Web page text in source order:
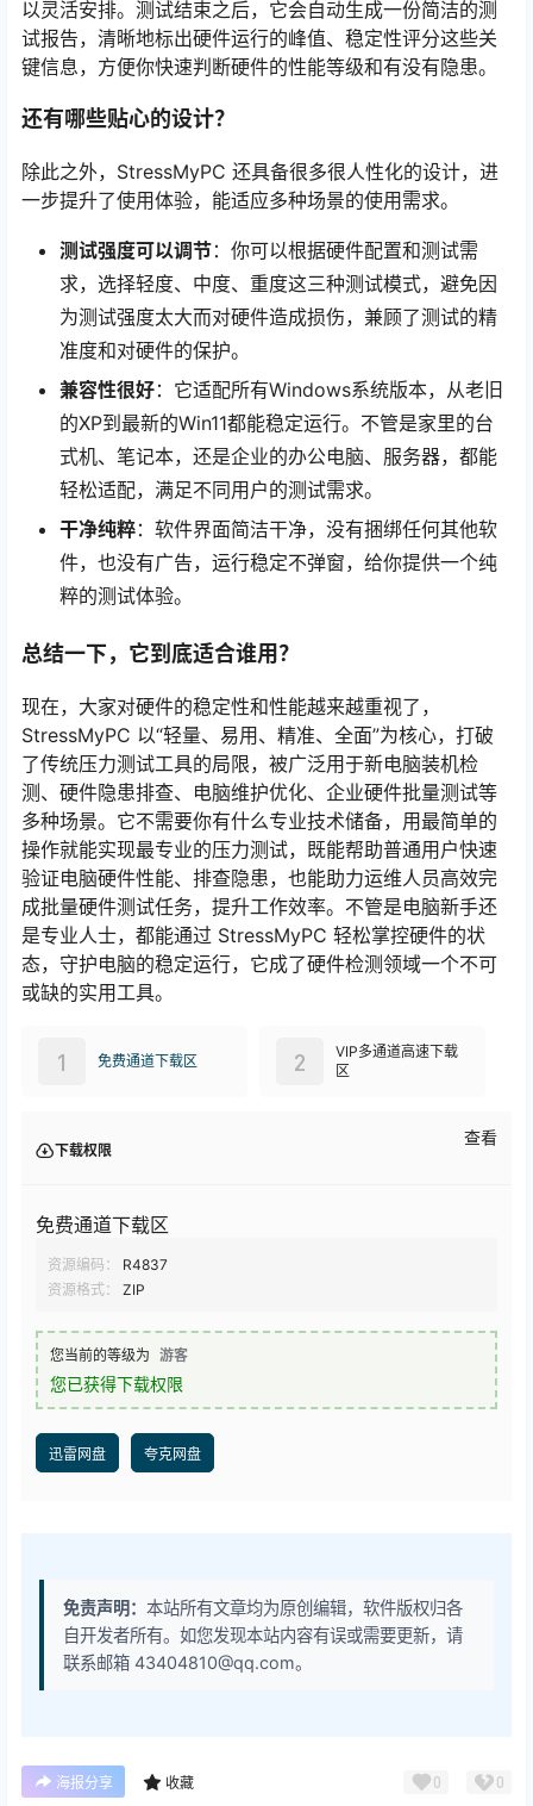
以灵活安排。测试结束之后，它会自动生成一份简洁的测
试报告，清晰地标出硬件运行的峰值、稳定性评分这些关
键信息，方便你快速判断硬件的性能等级和有没有隐患。
还有哪些贴心的设计？
除此之外，StressMyPC 还具备很多很人性化的设计，进
一步提升了使用体验，能适应多种场景的使用需求。
测试强度可以调节：你可以根据硬件配置和测试需
求，选择轻度、中度、重度这三种测试模式，避免因
为测试强度太大而对硬件造成损伤，兼顾了测试的精
准度和对硬件的保护。
兼容性很好：它适配所有Windows系统版本，从老旧
的XP到最新的Win11都能稳定运行。不管是家里的台
式机、笔记本，还是企业的办公电脑、服务器，都能
轻松适配，满足不同用户的测试需求。
干净纯粹：软件界面简洁干净，没有捆绑任何其他软
件，也没有广告，运行稳定不弹窗，给你提供一个纯
粹的测试体验。
总结一下，它到底适合谁用？
现在，大家对硬件的稳定性和性能越来越重视了，
StressMyPC 以“轻量、易用、精准、全面”为核心，打破
了传统压力测试工具的局限，被广泛用于新电脑装机检
测、硬件隐患排查、电脑维护优化、企业硬件批量测试等
多种场景。它不需要你有什么专业技术储备，用最简单的
操作就能实现最专业的压力测试，既能帮助普通用户快速
验证电脑硬件性能、排查隐患，也能助力运维人员高效完
成批量硬件测试任务，提升工作效率。不管是电脑新手还
是专业人士，都能通过 StressMyPC 轻松掌控硬件的状
态，守护电脑的稳定运行，它成了硬件检测领域一个不可
或缺的实用工具。
免费通道下载区
1
VIP多通道高速下载
区
2
下载权限
查看
免费通道下载区
资源编码：
R4837
资源格式：
ZIP
您当前的等级为 游客
您已获得下载权限
迅雷网盘 夸克网盘
免责声明： 本站所有文章均为原创编辑，软件版权归各
自开发者所有。如您发现本站内容有误或需要更新，请
联系邮箱 43404810@qq.com。
海报分享 收藏 0 0